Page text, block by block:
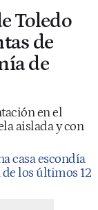
Toledo
de
de
en el
aislada y con
casa escondía
los últimos 12